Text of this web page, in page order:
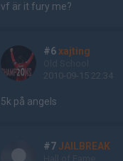
vf är it fury me?
#6xajting
2010-09-15 22:34
5k på angels
#7 JAILBREAK